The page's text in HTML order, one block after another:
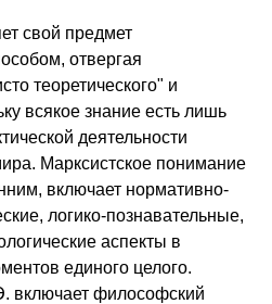
свой предмет
отвергая
теоретического" и
всякое знание есть лишь
деятельности
Марксистское понимание
включает нормативно-
логико-познавательные,
аспекты в
единого целого.
включает философский